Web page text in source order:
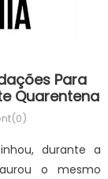
Para
Quarentena
durante a
o mesmo